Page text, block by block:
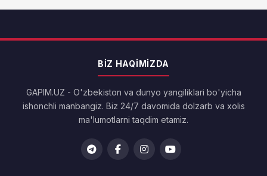
BIZ HAQIMIZDA
GAPIM.UZ - O'zbekiston va dunyo yangiliklari bo'yicha
ishonchli manbangiz. Biz 24/7 davomida dolzarb va xolis
ma'lumotlarni taqdim etamiz.